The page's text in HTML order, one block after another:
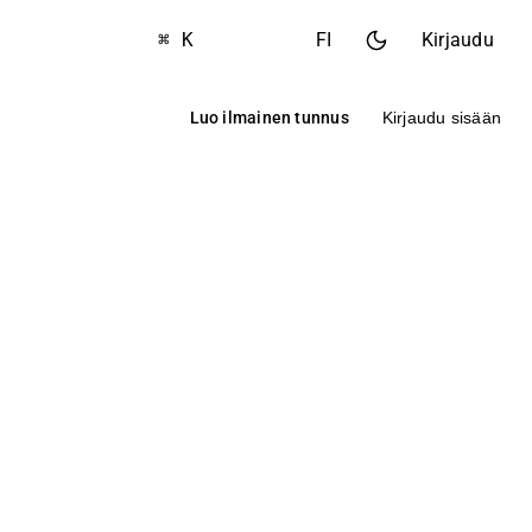
⌘ K FI Kirjaudu
Luo ilmainen tunnus Kirjaudu sisään